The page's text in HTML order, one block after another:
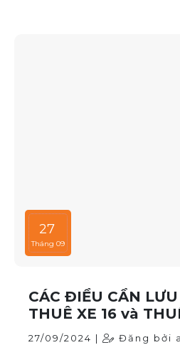
27
Tháng 09
CÁC ĐIỀU CẦN
THUÊ XE 16 và
27/09/2024 | Đăng bởi